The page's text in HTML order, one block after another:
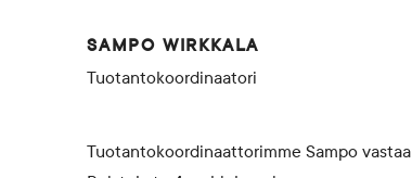
SAMPO WIRKKALA
Tuotantokoordinaatori
Tuotantokoordinaattorimme Sampo vastaa